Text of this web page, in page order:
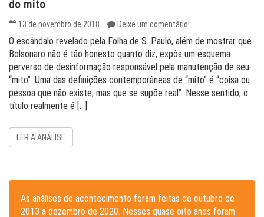
do mito
13 de novembro de 2018 Deixe um comentário!
O escândalo revelado pela Folha de S. Paulo, além de mostrar que
Bolsonaro não é tão honesto quanto diz, expôs um esquema
perverso de desinformação responsável pela manutenção de seu
“mito”. Uma das definições contemporâneas de “mito” é “coisa ou
pessoa que não existe, mas que se supõe real”. Nesse sentido, o
título realmente é […]
LER A ANÁLISE
As análises de acontecimento foram feitas de outubro de
2013 a dezembro de 2020. Nesses quase oito anos foram